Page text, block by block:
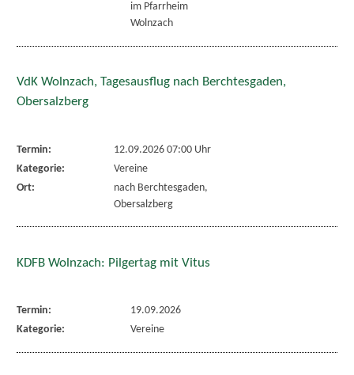
im Pfarrheim
Wolnzach
VdK Wolnzach, Tagesausflug nach Berchtesgaden,
Obersalzberg
Termin:
12.09.2026 07:00 Uhr
Kategorie:
Vereine
Ort:
nach Berchtesgaden,
Obersalzberg
KDFB Wolnzach: Pilgertag mit Vitus
Termin:
19.09.2026
Kategorie:
Vereine